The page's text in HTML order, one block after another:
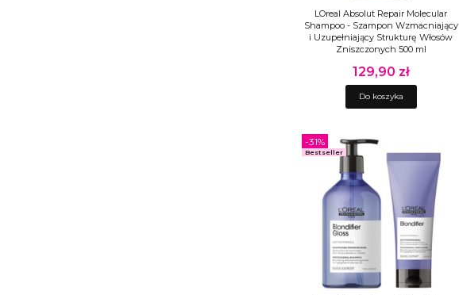
LOreal Absolut Repair Molecular
Shampoo - Szampon Wzmacniający
i Uzupełniający Strukturę Włosów
Zniszczonych 500 ml
Cena
129,90 zł
Do koszyka
Bestseller
-31%